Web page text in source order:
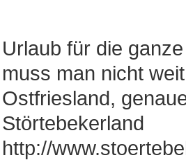
Urlaub für die
muss man nicht
Ostfriesland,
Störtebekerland
http://